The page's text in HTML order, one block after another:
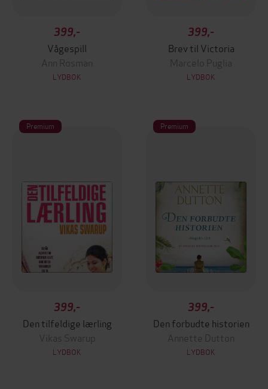
399,-
Vågespill
Ann Rosman
LYDBOK
399,-
Brev til Victoria
Marcelo Puglia
LYDBOK
Premium
399,-
Den tilfeldige lærling
Vikas Swarup
LYDBOK
Premium
399,-
Den forbudte historien
Annette Dutton
LYDBOK